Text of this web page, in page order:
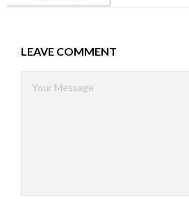
LEAVE COMMENT